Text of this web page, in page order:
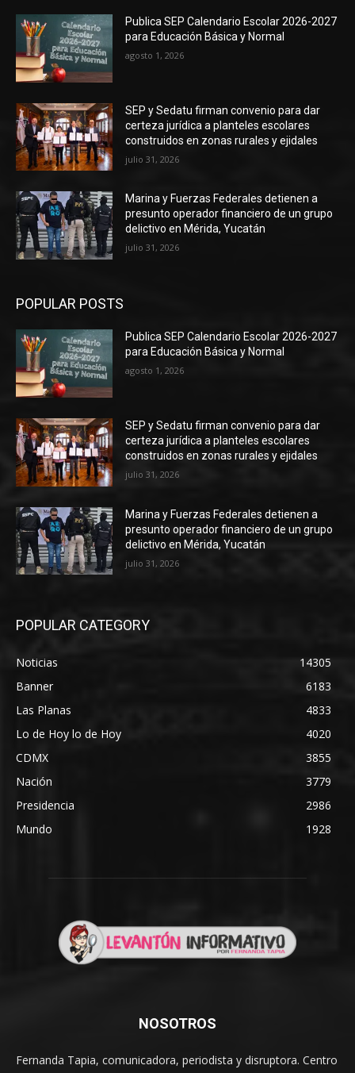
Publica SEP Calendario Escolar 2026-2027
para Educación Básica y Normal
agosto 1, 2026
SEP y Sedatu firman convenio para dar
certeza jurídica a planteles escolares
construidos en zonas rurales y ejidales
julio 31, 2026
Marina y Fuerzas Federales detienen a
presunto operador financiero de un grupo
delictivo en Mérida, Yucatán
julio 31, 2026
POPULAR POSTS
Publica SEP Calendario Escolar 2026-2027
para Educación Básica y Normal
agosto 1, 2026
SEP y Sedatu firman convenio para dar
certeza jurídica a planteles escolares
construidos en zonas rurales y ejidales
julio 31, 2026
Marina y Fuerzas Federales detienen a
presunto operador financiero de un grupo
delictivo en Mérida, Yucatán
julio 31, 2026
POPULAR CATEGORY
Noticias
14305
Banner
6183
Las Planas
4833
Lo de Hoy lo de Hoy
4020
CDMX
3855
Nación
3779
Presidencia
2986
Mundo
1928
NOSOTROS
Fernanda Tapia, comunicadora, periodista y disruptora. Centro